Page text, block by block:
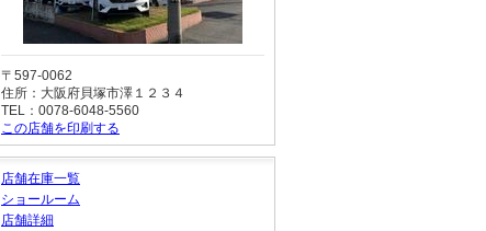
〒597-0062
住所：大阪府貝塚市澤１２３４
TEL：0078-6048-5560
この店舗を印刷する
店舗在庫一覧
ショールーム
店舗詳細